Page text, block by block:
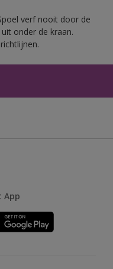
verf nooit door de
onder de kraan.
App